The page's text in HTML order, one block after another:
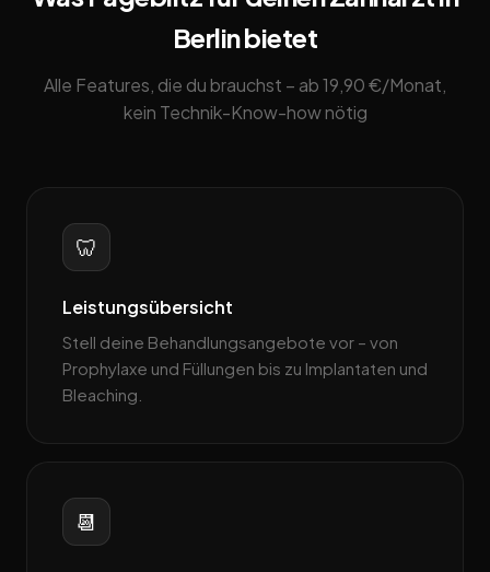
Berlin bietet
Alle Features, die du brauchst – ab 19,90 €/Monat,
kein Technik-Know-how nötig
🦷
Leistungsübersicht
Stell deine Behandlungsangebote vor – von
Prophylaxe und Füllungen bis zu Implantaten und
Bleaching.
📆